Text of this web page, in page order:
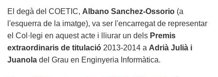
El degà del COETIC, Albano Sanchez-Ossorio (a
l'esquerra de la imatge), va ser l'encarregat de representar
el Col·legi en aquest acte i lliurar un dels Premis
extraordinaris de titulació 2013-2014 a Adrià Julià i
Juanola del Grau en Enginyeria Informàtica.